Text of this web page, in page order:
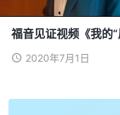
福音见证视频《我的“
2020年7月1日